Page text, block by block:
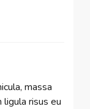
massa
risus eu